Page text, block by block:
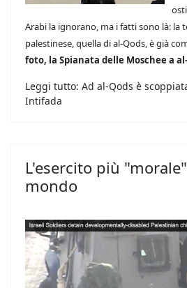
Arabi la ignorano, ma i fatti sono là: la
palestinese, quella di al-Qods, è già
foto, la Spianata delle Moschee a
Leggi tutto: Ad al-Qods è
Intifada
L'esercito più
mondo